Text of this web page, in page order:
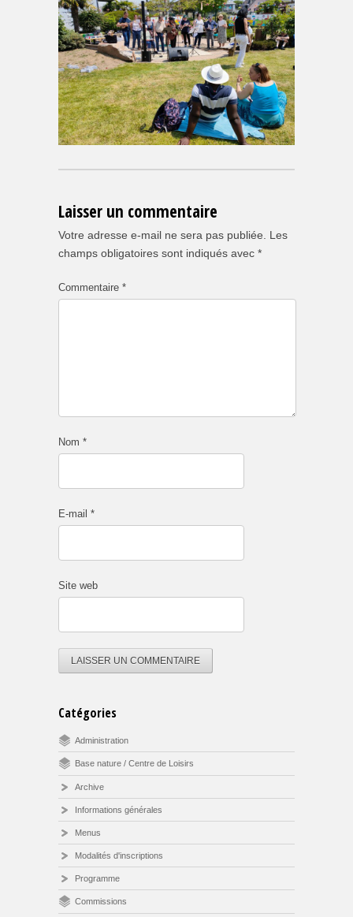
Laisser un commentaire
Votre adresse e-mail ne sera pas publiée.
Les
champs obligatoires sont indiqués avec *
Commentaire *
Nom *
E-mail *
Site web
Catégories
Administration
Base nature / Centre de Loisirs
Archive
Informations générales
Menus
Modalités d'inscriptions
Programme
Commissions